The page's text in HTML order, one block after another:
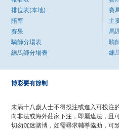
排位表(本地)
賠率
賽果
騎師分場表
練馬師分場表
賽
主
馬
騎
練
博彩要有節制
未滿十八歲人士不得投注或進入可投注的
向非法或海外莊家下注，即屬違法，且
切勿沉迷賭博，如需尋求輔導協助，可